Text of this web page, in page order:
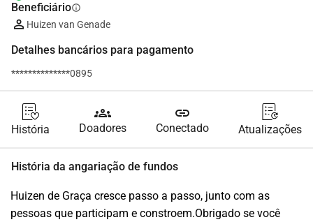
Beneficiárioinfo
Huizen van Genade
Detalhes bancários para pagamento
**************0895
História
groups
Doadores
link
Conectado Atualizações
História da angariação de fundos
Huizen de Graça cresce passo a passo, junto com as
pessoas que participam e constroem.Obrigado se você